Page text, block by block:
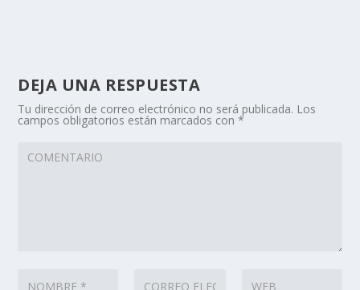
DEJA UNA RESPUESTA
Tu dirección de correo electrónico no será publicada. Los
campos obligatorios están marcados con*